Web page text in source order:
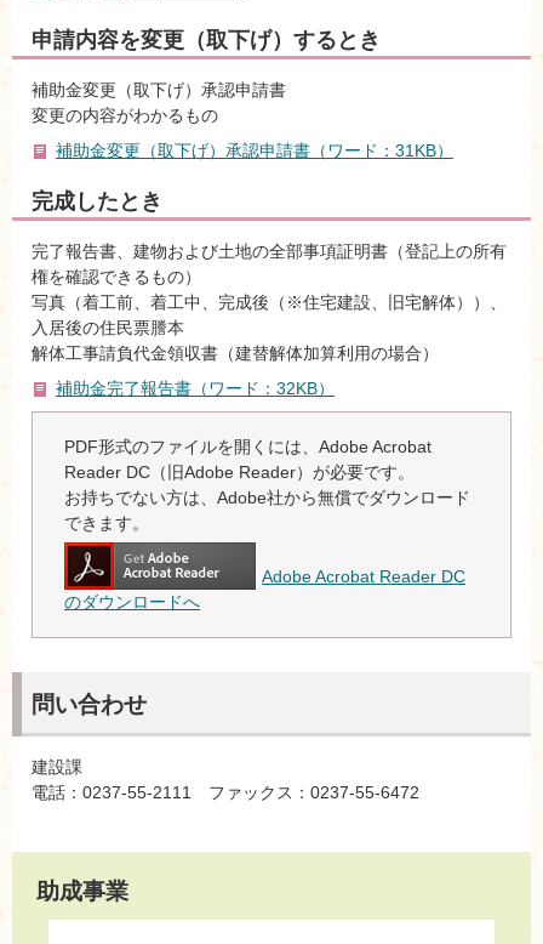
申請内容を変更（取下げ）するとき
補助金変更（取下げ）承認申請書
変更の内容がわかるもの
補助金変更（取下げ）承認申請書（ワード：31KB）
完成したとき
完了報告書、建物および土地の全部事項証明書（登記上の所有
権を確認できるもの）
写真（着工前、着工中、完成後（※住宅建設、旧宅解体））、
入居後の住民票謄本
解体工事請負代金領収書（建替解体加算利用の場合）
補助金完了報告書（ワード：32KB）
PDF形式のファイルを開くには、Adobe Acrobat
Reader DC（旧Adobe Reader）が必要です。
お持ちでない方は、Adobe社から無償でダウンロード
できます。
Adobe Acrobat Reader DC
のダウンロードへ
問い合わせ
建設課
電話：0237-55-2111 ファックス：0237-55-6472
助成事業